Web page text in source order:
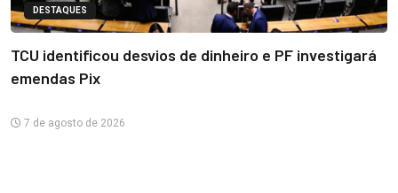
DESTAQUES
TCU identificou desvios de dinheiro e PF investigará
emendas Pix
7 de agosto de 2026